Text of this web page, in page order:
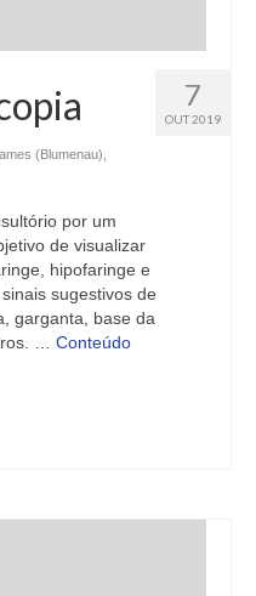
7
OUT 2019
(Blumenau)
por um
de visualizar
hipofaringe e
sugestivos de
garganta, base da
… Conteúdo